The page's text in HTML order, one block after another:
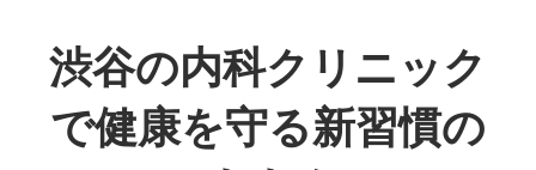
ン
テ
ン
渋谷の内科クリニック
で健康を守る新習慣の